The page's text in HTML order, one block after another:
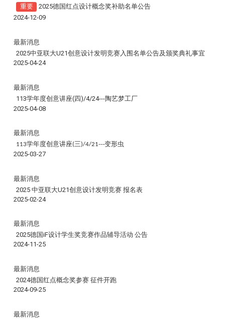
重要
2025德国红点设计概念奖补助名单公告
2024-12-09
最新消息
2025中亚联大U21创意设计发明竞赛入围名单公告及颁奖典礼事宜
2025-04-24
最新消息
113学年度创意讲座(四)/4/24---陶艺梦工厂
2025-04-08
最新消息
113学年度创意讲座(三)/4/21---变形虫
2025-03-27
最新消息
2025 中亚联大U21创意设计发明竞赛 报名表
2025-02-24
最新消息
2025德国iF设计学生奖竞赛作品辅导活动 公告
2024-11-25
最新消息
2024德国红点概念奖参赛 征件开跑
2024-09-25
最新消息